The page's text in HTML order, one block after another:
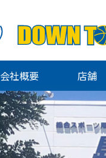
会社概要 店舗